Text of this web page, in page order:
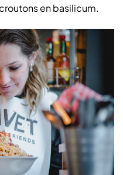
en basilicum.